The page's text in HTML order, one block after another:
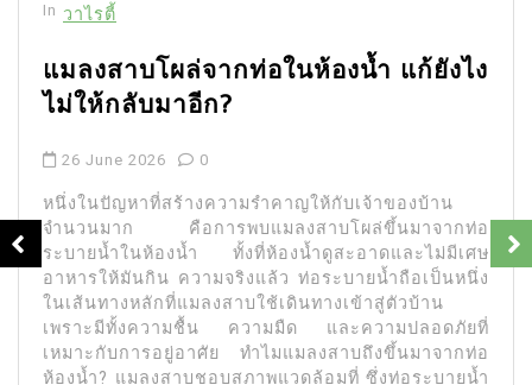
In วาไรตี้
แมลงสาบโผล่จากท่อในห้องน้ำ แก้ยังไง
ไม่ให้กลับมาอีก?
26 June 2026 0
หนึ่งในปัญหาที่สร้างความรำคาญให้กับเจ้าของบ้าน
จำนวนมาก คือการพบแมลงสาบโผล่ขึ้นมาจากท่อ
ระบายน้ำในห้องน้ำ ทั้งที่ห้องน้ำดูสะอาดและไม่มีเศษ
อาหารให้มันกิน ความจริงแล้ว ท่อระบายน้ำถือเป็นหนึ่ง
ในเส้นทางหลักที่แมลงสาบใช้เดินทางเข้าสู่ตัวบ้าน
เพราะมีทั้งความชื้น ความมืด และความปลอดภัยที่
เหมาะกับการอยู่อาศัย ทำไมแมลงสาบถึงขึ้นมาจากท่อ
ห้องน้ำ? แมลงสาบชอบสภาพแวดล้อมที่ ซึ่งท่อระบายน้ำ